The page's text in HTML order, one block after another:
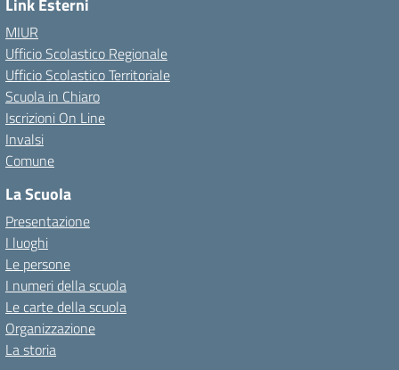
Link Esterni
MIUR
Ufficio Scolastico Regionale
Ufficio Scolastico Territoriale
Scuola in Chiaro
Iscrizioni On Line
Invalsi
Comune
La Scuola
Presentazione
I luoghi
Le persone
I numeri della scuola
Le carte della scuola
Organizzazione
La storia